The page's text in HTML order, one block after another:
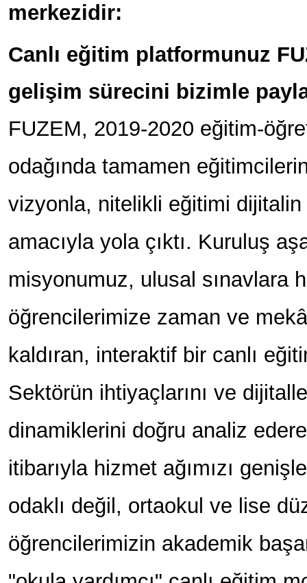
merkezidir:
Canlı eğitim platformunuz
gelişim sürecini bizimle
FUZEM, 2019-2020 eğitim-
odağında tamamen
vizyonla, nitelikli eğitimi
amacıyla yola çıktı. Kuruluş
misyonumuz, ulusal sınavlara
öğrencilerimize zaman ve
kaldıran, interaktif bir canlı
Sektörün ihtiyaçlarını ve
dinamiklerini doğru analiz
itibarıyla hizmet ağımızı
odaklı değil, ortaokul ve lise
öğrencilerimizin akademik